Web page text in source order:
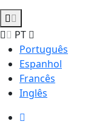
PT
Português
Espanhol
Francês
Inglês